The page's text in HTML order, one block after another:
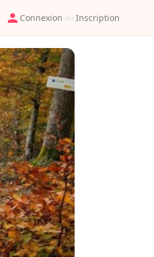
Connexion ou Inscription